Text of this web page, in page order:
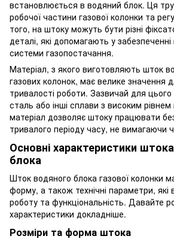
встановлюється в водяний блок. Ця
робочої частини газової колонки та
того, на штоку можуть бути різні
деталі, які допомагають у
системи газопостачання.
Матеріал, з якого виготовляють шток
газових колонок, має велике значення
тривалості роботи. Зазвичай для
сталь або інші сплави з високим рівнем
матеріал дозволяє штоку працювати
тривалого періоду часу, не вимагаючи
Основні характеристики
блока
Шток водяного блока газової колонки
форму, а також технічні параметри,
роботу та функціональність. Давайте
характеристики докладніше.
Розміри та форма штока